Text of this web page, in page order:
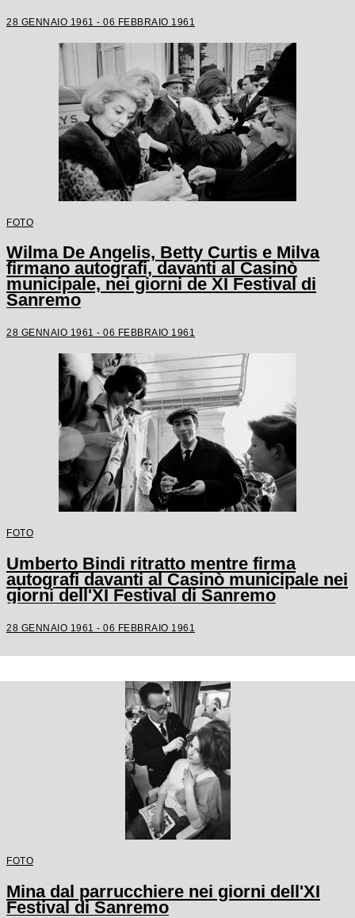
28 GENNAIO 1961 - 06 FEBBRAIO 1961
FOTO
Wilma De Angelis, Betty Curtis e Milva
firmano autografi, davanti al Casinò
municipale, nei giorni de XI Festival di
Sanremo
28 GENNAIO 1961 - 06 FEBBRAIO 1961
FOTO
Umberto Bindi ritratto mentre firma
autografi davanti al Casinò municipale nei
giorni dell'XI Festival di Sanremo
28 GENNAIO 1961 - 06 FEBBRAIO 1961
FOTO
Mina dal parrucchiere nei giorni dell'XI
Festival di Sanremo